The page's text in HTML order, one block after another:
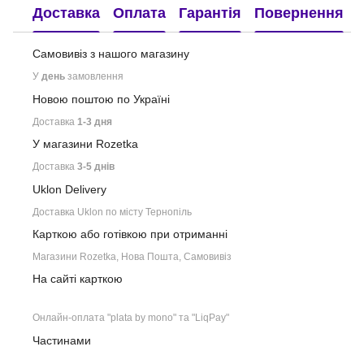
Доставка Оплата Гарантія Повернення
Самовивіз з нашого магазину
У день замовлення
Новою поштою по Україні
Доставка 1-3 дня
У магазини Rozetka
Доставка 3-5 днів
Uklon Delivery
Доставка Uklon по місту Тернопіль
Карткою або готівкою при отриманні
Магазини Rozetka, Нова Пошта, Самовивіз
На сайті карткою
Онлайн-оплата "plata by mono" та "LiqPay"
Частинами